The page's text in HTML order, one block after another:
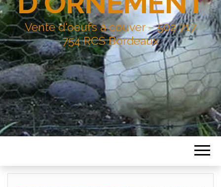
Vente d'oeufs à couver – 502 717
754 RCS Bordeaux